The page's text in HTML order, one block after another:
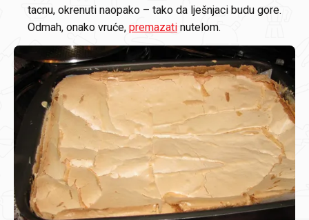
tacnu, okrenuti naopako – tako da lješnjaci budu gore.
Odmah, onako vruće, premazati nutelom.